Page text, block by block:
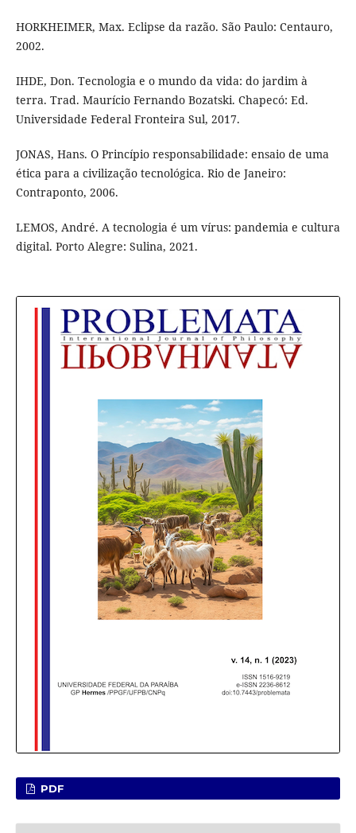
HORKHEIMER, Max. Eclipse da razão. São Paulo: Centauro,
2002.
IHDE, Don. Tecnologia e o mundo da vida: do jardim à
terra. Trad. Maurício Fernando Bozatski. Chapecó: Ed.
Universidade Federal Fronteira Sul, 2017.
JONAS, Hans. O Princípio responsabilidade: ensaio de uma
ética para a civilização tecnológica. Rio de Janeiro:
Contraponto, 2006.
LEMOS, André. A tecnologia é um vírus: pandemia e cultura
digital. Porto Alegre: Sulina, 2021.
PDF